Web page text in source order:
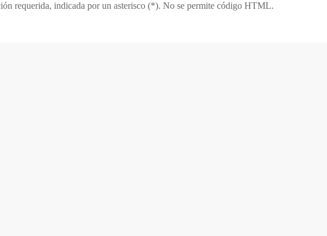
requerida, indicada por un asterisco (*). No se permite código HTML.